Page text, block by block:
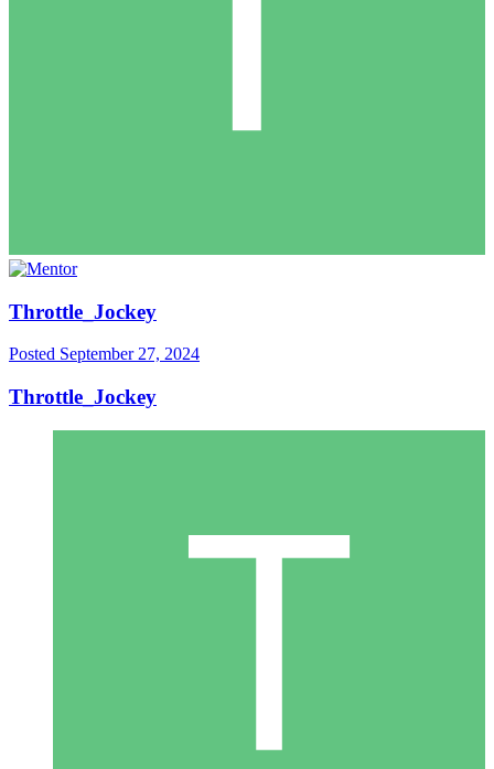
Throttle_Jockey
Posted September 27, 2024
Throttle_Jockey